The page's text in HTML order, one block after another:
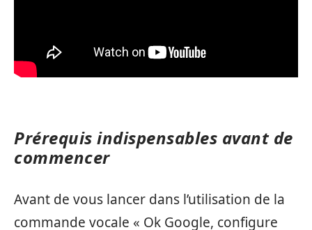
Prérequis indispensables avant de
commencer
Avant de vous lancer dans l’utilisation de la
commande vocale « Ok Google, configure